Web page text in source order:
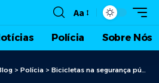
Aa
Polícia Sobre Nós
> Polícia > Bicicletas na segurança pública do Ceará melhoram mobilidade e fortalecem a presença da PM